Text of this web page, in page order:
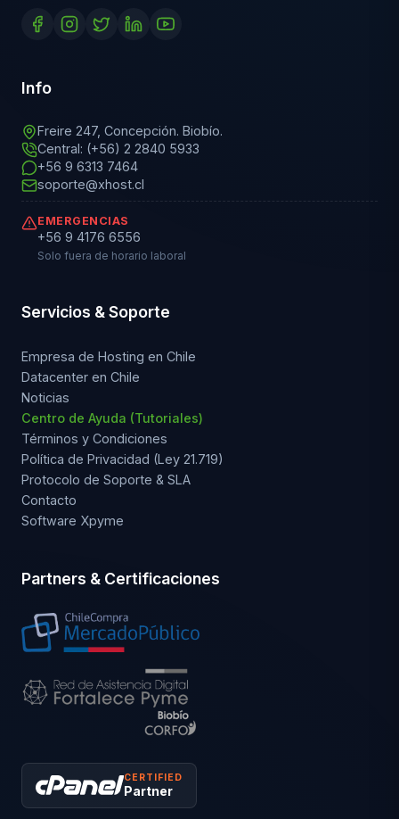
Info
Freire 247, Concepción. Biobío.
Central: (+56) 2 2840 5933
+56 9 6313 7464
soporte@xhost.cl
EMERGENCIAS
+56 9 4176 6556
Solo fuera de horario laboral
Servicios & Soporte
Empresa de Hosting en Chile
Datacenter en Chile
Noticias
Centro de Ayuda (Tutoriales)
Términos y Condiciones
Política de Privacidad (Ley 21.719)
Protocolo de Soporte & SLA
Contacto
Software Xpyme
Partners & Certificaciones
CERTIFIED
Partner